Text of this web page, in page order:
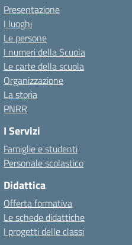
Presentazione
I luoghi
Le persone
I numeri della Scuola
Le carte della scuola
Organizzazione
La storia
PNRR
I Servizi
Famiglie e studenti
Personale scolastico
Didattica
Offerta formativa
Le schede didattiche
I progetti delle classi